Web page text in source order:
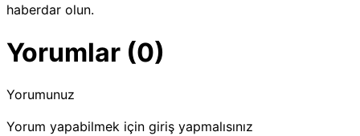
haberdar olun.
Yorumlar (0)
Yorumunuz
Yorum yapabilmek için giriş yapmalısınız